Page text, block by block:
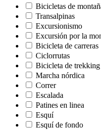
Bicicletas de
Transalpinas
Excursionismo
Excursión por la
Bicicleta de carreras
Ciclorrutas
Bicicleta de trekking
Marcha nórdica
Correr
Escalada
Patines en linea
Esquí
Esquí de fondo